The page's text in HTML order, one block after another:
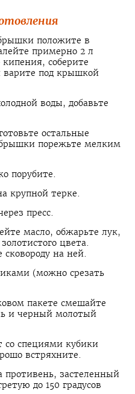
положите в
примерно 2 л
соберите
варите под крышкой
воды, добавьте
остальные
порежьте мелким
порубите.
крупной терке.
пресс.
масло, обжарьте лук,
цвета.
на ней.
(можно срезать
пакете смешайте
и черный молотый
со специями кубики
встряхните.
противень, застеленный
до 150 градусов